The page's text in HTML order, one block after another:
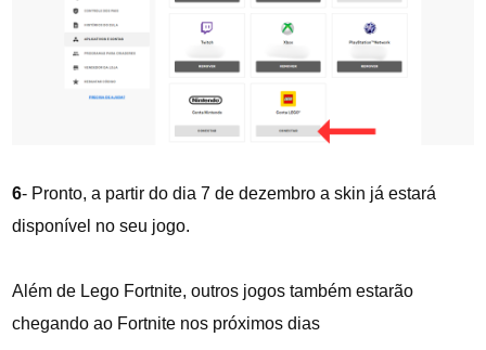
6- Pronto, a partir do dia 7 de dezembro a skin já estará
disponível no seu jogo.
Além de Lego Fortnite, outros jogos também estarão
chegando ao Fortnite nos próximos dias